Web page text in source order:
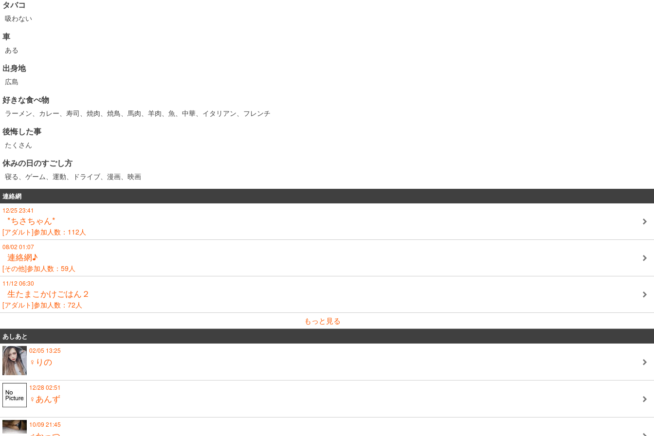
タバコ
吸わない
車
ある
出身地
広島
好きな食べ物
ラーメン、カレー、寿司、焼肉、焼鳥、馬肉、羊肉、魚、中華、イタリアン、フレンチ
後悔した事
たくさん
休みの日のすごし方
寝る、ゲーム、運動、ドライブ、漫画、映画
連絡網
12/25 23:41
*ちさちゃん*
[アダルト]参加人数：112人
08/02 01:07
連絡網♪
[その他]参加人数：59人
11/12 06:30
生たまこかけごはん２
[アダルト]参加人数：72人
もっと見る
あしあと
02/05 13:25
♀りの
12/28 02:51
♀あんず
10/09 21:45